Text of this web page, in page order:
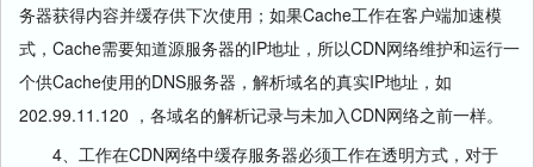
务器获得内容并缓存供下次使用；如果Cache工作在客户端加速模
式，Cache需要知道源服务器的IP地址，所以CDN网络维护和运行一
个供Cache使用的DNS服务器，解析域名的真实IP地址，如
202.99.11.120 ，各域名的解析记录与未加入CDN网络之前一样。
4、工作在CDN网络中缓存服务器必须工作在透明方式，对于